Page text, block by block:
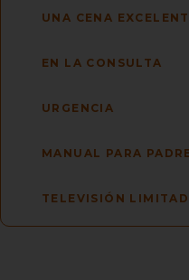
UNA CENA
EN LA CONSULTA
URGENCIA
MANUAL PARA
TELEVISIÓN